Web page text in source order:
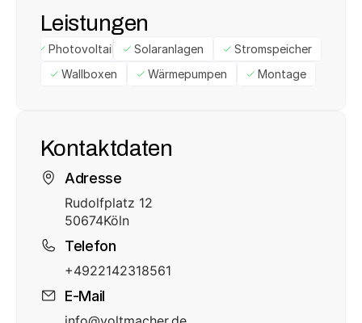
Leistungen
Photovoltaik Solaranlagen
Stromspeicher
Wallboxen
Wärmepumpen Montage
Kontaktdaten
Adresse
Rudolfplatz 12
50674Köln
Telefon
+4922142318561
E-Mail